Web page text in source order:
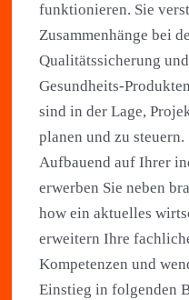
funktionieren. Sie
Zusammenhänge bei
Qualitätssicherung
Gesundheits-
sind in der Lage,
planen und zu steuern.
Aufbauend auf Ihrer
erwerben Sie neben
how ein aktuelles
erweitern Ihre
Kompetenzen und
Einstieg in folgenden